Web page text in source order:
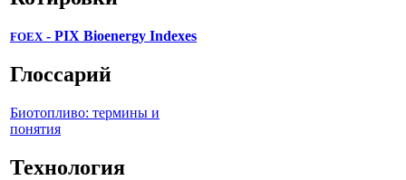
FOEX - PIX Bioenergy Indexes
Глоссарий
Биотопливо: термины и
понятия
Технология